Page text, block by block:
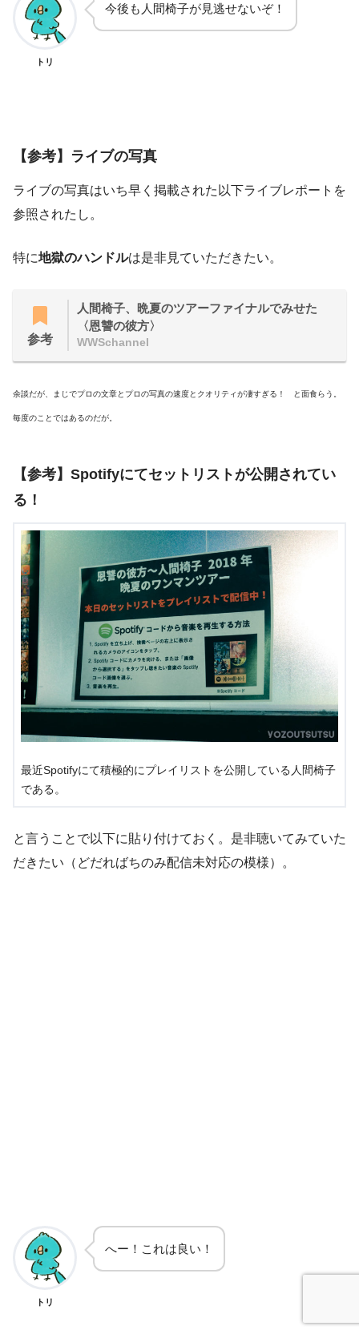
トリ
今後も人間椅子が見逃せないぞ！
【参考】ライブの写真
ライブの写真はいち早く掲載された以下ライブレポートを
参照されたし。
特に地獄のハンドルは是非見ていただきたい。
参考
人間椅子、晩夏のツアーファイナルでみせた
〈恩讐の彼方〉
WWSchannel
余談だが、まじでプロの文章とプロの写真の速度とクオリティが凄すぎる！ と面食らう。
毎度のことではあるのだが。
【参考】Spotifyにてセットリストが公開されてい
る！
最近Spotifyにて積極的にプレイリストを公開している人間椅子
である。
と言うことで以下に貼り付けておく。是非聴いてみていた
だきたい（どだればちのみ配信未対応の模様）。
トリ
へー！これは良い！